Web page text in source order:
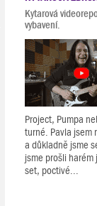
Kytarová
vybavení.
Project, Pumpa
turné. Pavla jsem
a důkladně jsme
jsme prošli
set, poctivé...